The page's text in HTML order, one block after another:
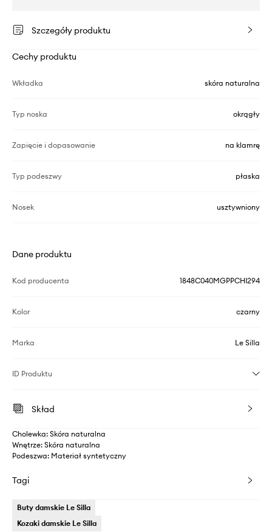
Szczegóły produktu
Cechy produktu
Wkładka skóra naturalna
Typ noska okrągły
Zapięcie i dopasowanie na klamrę
Typ podeszwy płaska
Nosek usztywniony
Dane produktu
Kod producenta 1848C040MGPPCHI294
Kolor czarny
Marka Le Silla
ID Produktu
Skład
Cholewka: Skóra naturalna
Wnętrze: Skóra naturalna
Podeszwa: Materiał syntetyczny
Tagi
Buty damskie Le Silla
Kozaki damskie Le Silla